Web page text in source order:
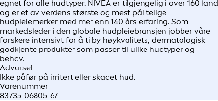
egnet for alle hudtyper. NIVEA er tilgjengelig i over 160 land
og er et av verdens største og mest pålitelige
hudpleiemerker med mer enn 140 års erfaring. Som
markedsleder i den globale hudpleiebransjen jobber våre
forskere intensivt for å tilby høykvalitets, dermatologisk
godkjente produkter som passer til ulike hudtyper og
behov.
Advarsel
Ikke påfør på irritert eller skadet hud.
Varenummer
83735-06805-67